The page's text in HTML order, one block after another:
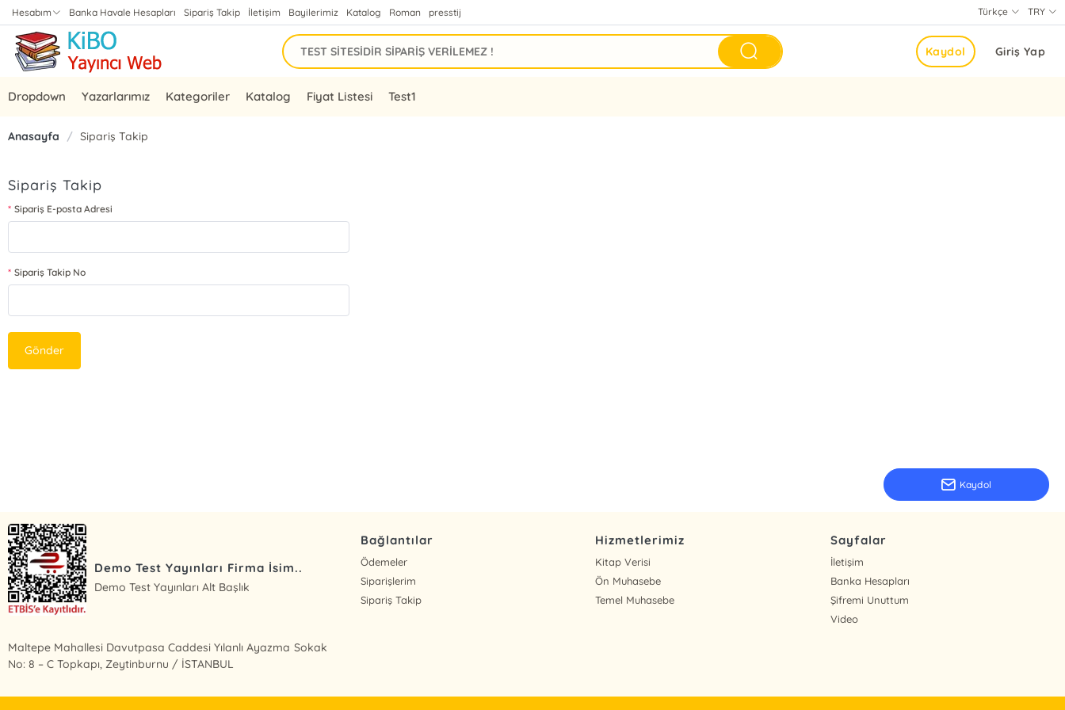
Hesabım Banka Havale Hesapları Sipariş Takip İletişim Bayilerimiz Katalog Roman presstij TRY
Türkçe
Giriş Yap
Kaydol
Dropdown Yazarlarımız Kategoriler Katalog Fiyat Listesi Test1
Anasayfa / Sipariş Takip
Sipariş Takip
Sipariş E-posta Adresi
Sipariş Takip No
Gönder
Kaydol
Demo Test Yayınları Firma İsim..
Demo Test Yayınları Alt Başlık
Maltepe Mahallesi Davutpasa Caddesi Yılanlı Ayazma Sokak
No: 8 – C Topkapı, Zeytinburnu / İSTANBUL
Bağlantılar
Ödemeler
Siparişlerim
Sipariş Takip
Hizmetlerimiz
Kitap Verisi
Ön Muhasebe
Temel Muhasebe
Sayfalar
İletişim
Banka Hesapları
Şifremi Unuttum
Video